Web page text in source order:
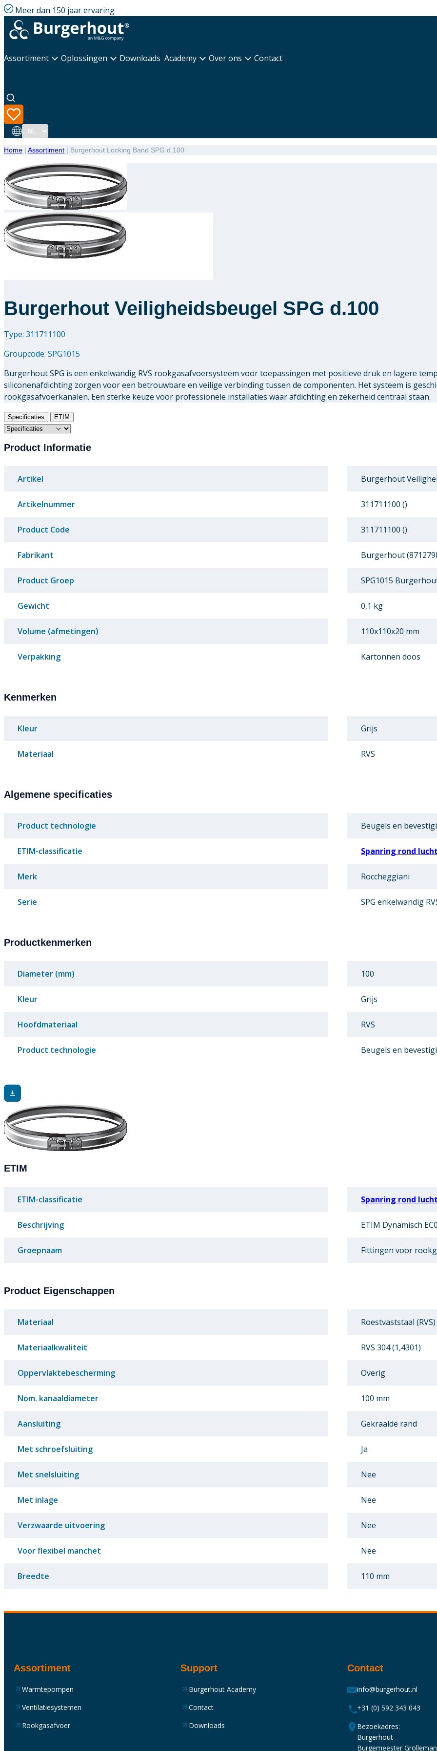
Meer dan 150 jaar ervaring
Assortiment Oplossingen Downloads Academy Over ons Contact
Taal
Home | Assortiment | Burgerhout Locking Band SPG d.100
Burgerhout Veiligheidsbeugel SPG d.100
Type: 311711100
Groupcode: SPG1015
Burgerhout SPG is een enkelwandig RVS rookgasafvoersysteem voor toepassingen met positieve druk en lagere
siliconenafdichting zorgen voor een betrouwbare en veilige verbinding tussen de componenten. Het systeem is
rookgasafvoerkanalen. Een sterke keuze voor professionele installaties waar afdichting en zekerheid centraal staan.
Specificaties ETIM
Product Informatie
Artikel Burgerhout
Artikelnummer 311711100 ()
Product Code 311711100 ()
Fabrikant Burgerhout
Product Groep SPG1015
Gewicht 0,1 kg
Volume (afmetingen) 110x110x20 mm
Verpakking Kartonnen doos
Kenmerken
Kleur Grijs
Materiaal RVS
Algemene specificaties
Product technologie Beugels en
ETIM-classificatie Spanring rond
Merk Roccheggiani
Serie SPG enkelwandig
Productkenmerken
Diameter (mm) 100
Kleur Grijs
Hoofdmateriaal RVS
Product technologie Beugels en
ETIM
ETIM-classificatie Spanring rond
Beschrijving ETIM Dynamisch
Groepnaam Fittingen voor
Product Eigenschappen
Materiaal Roestvaststaal (RVS)
Materiaalkwaliteit RVS 304 (1,4301)
Oppervlaktebescherming Overig
Nom. kanaaldiameter 100 mm
Aansluiting Gekraalde rand
Met schroefsluiting Ja
Met snelsluiting Nee
Met inlage Nee
Verzwaarde uitvoering Nee
Voor flexibel manchet Nee
Breedte 110 mm
Assortiment
Warmtepompen
Ventilatiesystemen
Rookgasafvoer
Support
Burgerhout Academy
Contact
Downloads
Contact
info@burgerhout.nl
+31 (0) 592 343 043
Bezoekadres:
Burgerhout
Burgemeester